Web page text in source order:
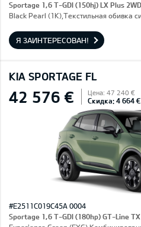
Sportage 1,6 T-GDI (150hj) LX Plus 2WD
Black Pearl (1K),Текстильная обивка
Я ЗАИНТЕРЕСОВАН!
KIA SPORTAGE FL
42 576 € Цена: 47 240 €
Скидка: 4 664 €
#E2511C019C45A 0004
Sportage 1,6 T-GDI (180hp) GT-Line TX